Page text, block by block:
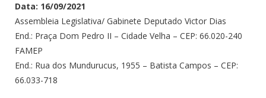
Data: 16/09/2021
Assembleia Legislativa/ Gabinete Deputado Victor Dias
End.: Praça Dom Pedro II – Cidade Velha – CEP: 66.020-240
FAMEP
End.: Rua dos Mundurucus, 1955 – Batista Campos – CEP:
66.033-718